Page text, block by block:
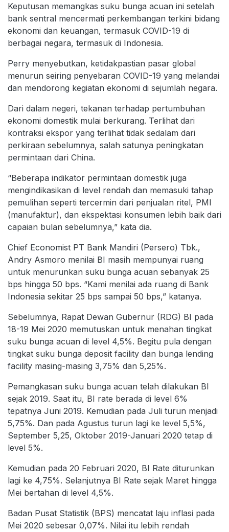
Keputusan memangkas suku bunga acuan ini setelah
bank sentral mencermati perkembangan terkini bidang
ekonomi dan keuangan, termasuk COVID-19 di
berbagai negara, termasuk di Indonesia.
Perry menyebutkan, ketidakpastian pasar global
menurun seiring penyebaran COVID-19 yang melandai
dan mendorong kegiatan ekonomi di sejumlah negara.
Dari dalam negeri, tekanan terhadap pertumbuhan
ekonomi domestik mulai berkurang. Terlihat dari
kontraksi ekspor yang terlihat tidak sedalam dari
perkiraan sebelumnya, salah satunya peningkatan
permintaan dari China.
“Beberapa indikator permintaan domestik juga
mengindikasikan di level rendah dan memasuki tahap
pemulihan seperti tercermin dari penjualan ritel, PMI
(manufaktur), dan ekspektasi konsumen lebih baik dari
capaian bulan sebelumnya,” kata dia.
Chief Economist PT Bank Mandiri (Persero) Tbk.,
Andry Asmoro menilai BI masih mempunyai ruang
untuk menurunkan suku bunga acuan sebanyak 25
bps hingga 50 bps. “Kami menilai ada ruang di Bank
Indonesia sekitar 25 bps sampai 50 bps,” katanya.
Sebelumnya, Rapat Dewan Gubernur (RDG) BI pada
18-19 Mei 2020 memutuskan untuk menahan tingkat
suku bunga acuan di level 4,5%. Begitu pula dengan
tingkat suku bunga deposit facility dan bunga lending
facility masing-masing 3,75% dan 5,25%.
Pemangkasan suku bunga acuan telah dilakukan BI
sejak 2019. Saat itu, BI rate berada di level 6%
tepatnya Juni 2019. Kemudian pada Juli turun menjadi
5,75%. Dan pada Agustus turun lagi ke level 5,5%,
September 5,25, Oktober 2019-Januari 2020 tetap di
level 5%.
Kemudian pada 20 Februari 2020, BI Rate diturunkan
lagi ke 4,75%. Selanjutnya BI Rate sejak Maret hingga
Mei bertahan di level 4,5%.
Badan Pusat Statistik (BPS) mencatat laju inflasi pada
Mei 2020 sebesar 0,07%. Nilai itu lebih rendah